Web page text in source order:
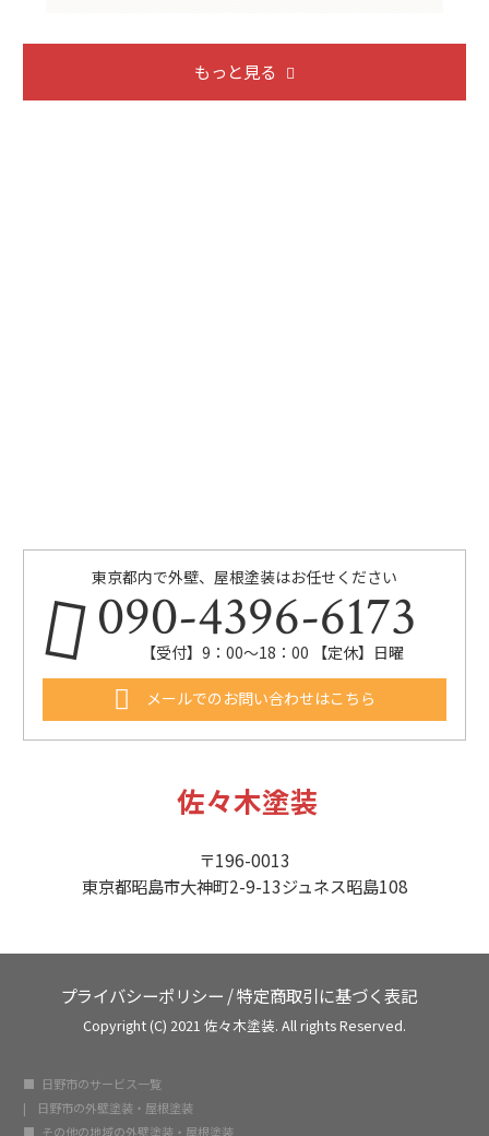
もっと見る
東京都内で外壁、屋根塗装はお任せください
090-4396-6173
【受付】9：00～18：00 【定休】日曜
メールでのお問い合わせはこちら
佐々木塗装
〒196-0013
東京都昭島市大神町2-9-13ジュネス昭島108
プライバシーポリシー /特定商取引に基づく表記
Copyright (C) 2021 佐々木塗装. All rights Reserved.
日野市のサービス一覧
日野市の外壁塗装・屋根塗装
その他の地域の外壁塗装・屋根塗装